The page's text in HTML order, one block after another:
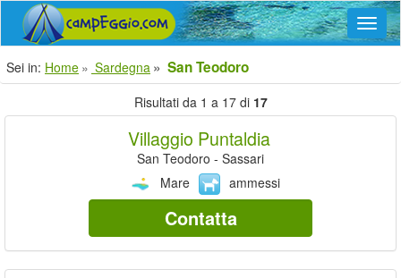
Sei in: Home Sardegna San Teodoro
Risultati da 1 a 17 di 17
Villaggio Puntaldia
San Teodoro - Sassari
Mare
ammessi
Contatta